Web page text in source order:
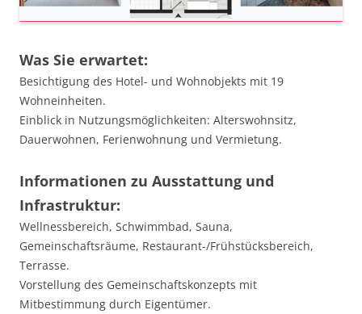
Was Sie erwartet:
Besichtigung des Hotel- und Wohnobjekts mit 19
Wohneinheiten.
Einblick in Nutzungsmöglichkeiten: Alterswohnsitz,
Dauerwohnen, Ferienwohnung und Vermietung.
Informationen zu Ausstattung und
Infrastruktur:
Wellnessbereich, Schwimmbad, Sauna,
Gemeinschaftsräume, Restaurant-/Frühstücksbereich,
Terrasse.
Vorstellung des Gemeinschaftskonzepts mit
Mitbestimmung durch Eigentümer.